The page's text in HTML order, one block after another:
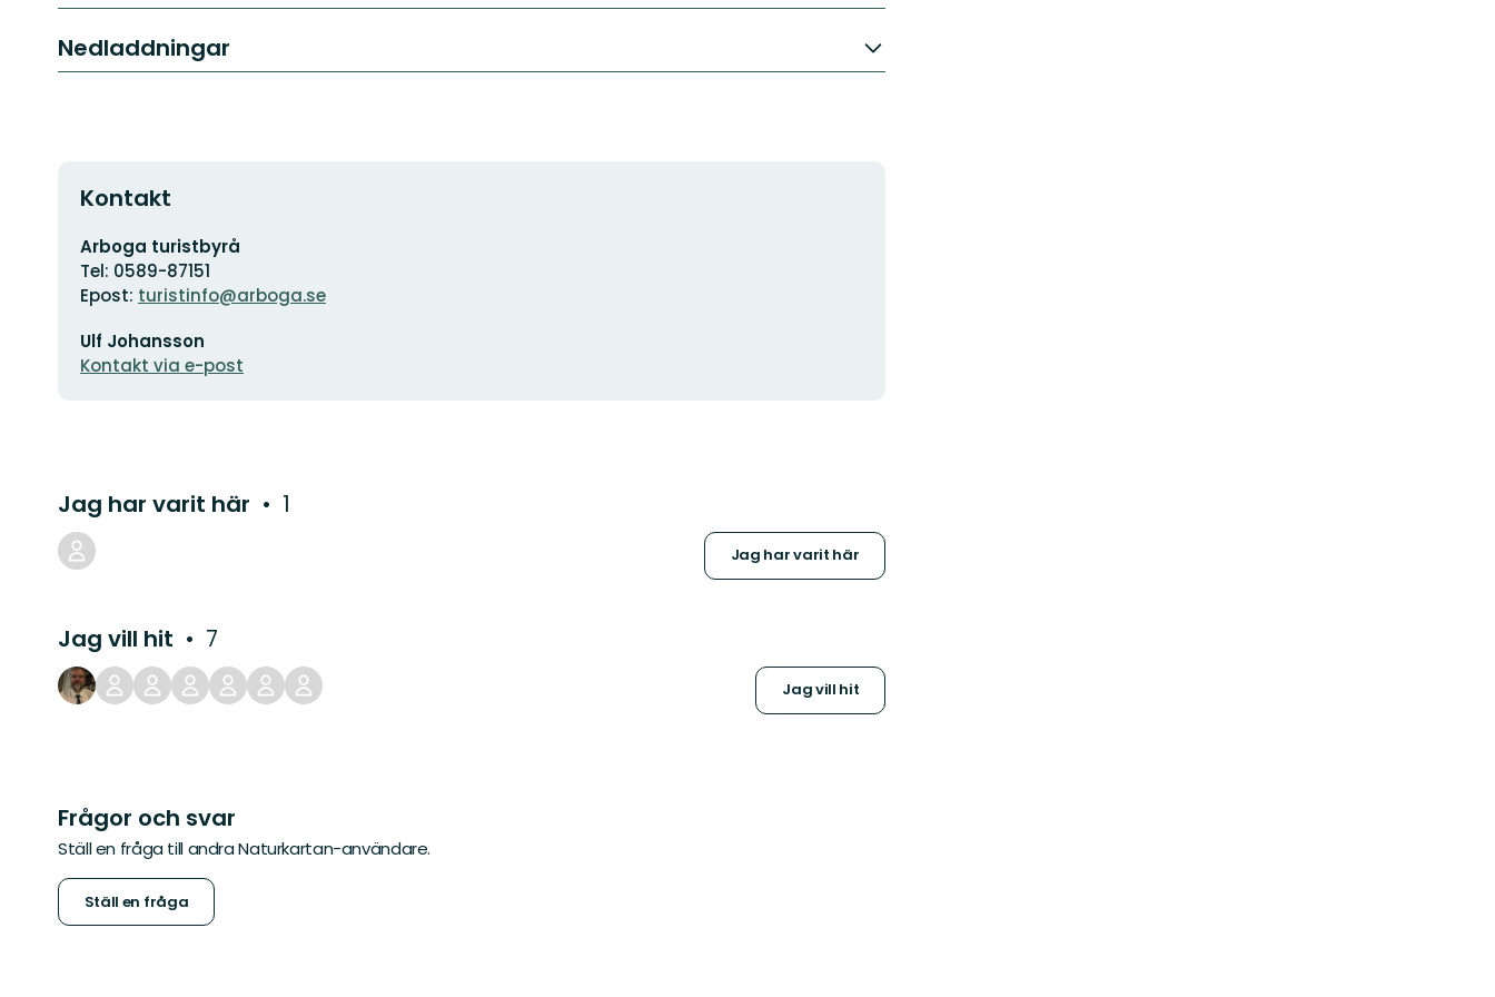
Nedladdningar
Kontakt
Adress
Arboga turistbyrå
Tel: 0589-87151
Epost: turistinfo@arboga.se
postadress
Ulf Johansson
Kontakt via e-post
Jag har varit här 1
Jag har varit här
Jag vill hit 7
Jag vill hit
Frågor och svar
Ställ en fråga till andra Naturkartan-användare.
Ställ en fråga